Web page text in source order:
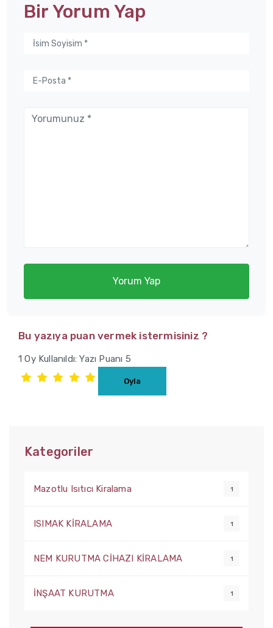
Bir Yorum Yap
Yorum Yap
Bu yazıya puan vermek istermisiniz ?
1 Oy Kullanıldı: Yazı Puanı 5
Kategoriler
Mazotlu Isıtıcı Kiralama 1
ISIMAK KİRALAMA 1
NEM KURUTMA CİHAZI KİRALAMA 1
İNŞAAT KURUTMA 1